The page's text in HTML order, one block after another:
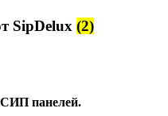
SipDelux (2)
панелей.